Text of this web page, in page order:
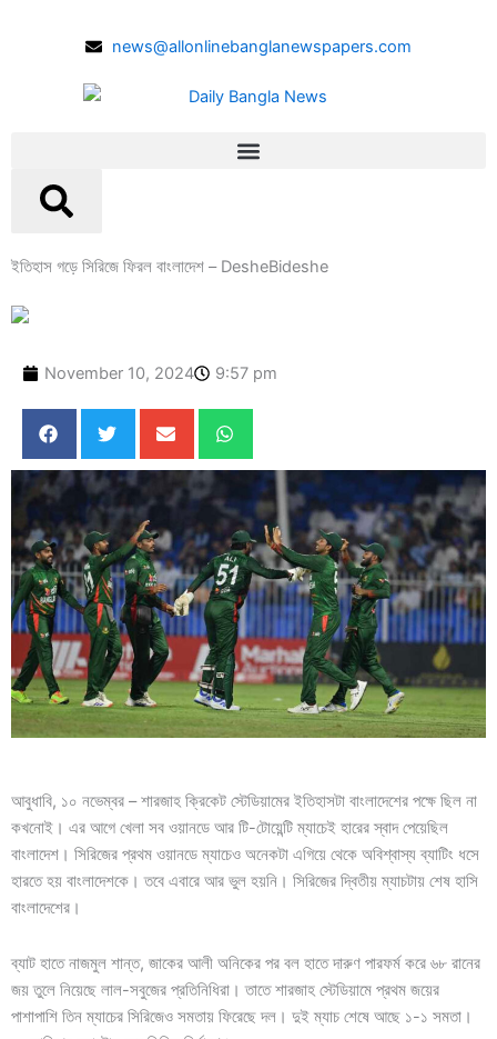
news@allonlinebanglanewspapers.com
ইতিহাস গড়ে সিরিজে ফিরল বাংলাদেশ – DesheBideshe
November 10, 2024 9:57 pm
আবুধাবি, ১০ নভেম্বর – শারজাহ ক্রিকেট স্টেডিয়ামের ইতিহাসটা বাংলাদেশের পক্ষে ছিল না
কখনোই। এর আগে খেলা সব ওয়ানডে আর টি-টোয়েন্টি ম্যাচেই হারের স্বাদ পেয়েছিল
বাংলাদেশ। সিরিজের প্রথম ওয়ানডে ম্যাচেও অনেকটা এগিয়ে থেকে অবিশ্বাস্য ব্যাটিং ধসে
হারতে হয় বাংলাদেশকে। তবে এবারে আর ভুল হয়নি। সিরিজের দ্বিতীয় ম্যাচটায় শেষ হাসি
বাংলাদেশের।
ব্যাট হাতে নাজমুল শান্ত, জাকের আলী অনিকের পর বল হাতে দারুণ পারফর্ম করে ৬৮ রানের
জয় তুলে নিয়েছে লাল-সবুজের প্রতিনিধিরা। তাতে শারজাহ স্টেডিয়ামে প্রথম জয়ের
পাশাপাশি তিন ম্যাচের সিরিজেও সমতায় ফিরেছে দল। দুই ম্যাচ শেষে আছে ১-১ সমতা।